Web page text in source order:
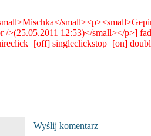
Wyślij komentarz